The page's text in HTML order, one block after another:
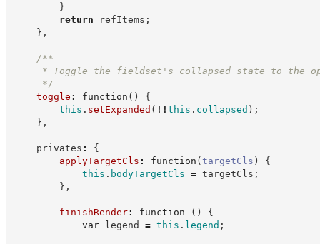
}
return refItems ;
} ,
/**
* Toggle the fieldset's collapsed state to the
*/
toggle : function ( )
{
this . setExpanded ( !! this . collapsed ) ;
} ,
privates :
{
applyTargetCls : function (targetCls )
{
this . bodyTargetCls = targetCls ;
} ,
finishRender: function ( )
{
var legend = this . legend ;